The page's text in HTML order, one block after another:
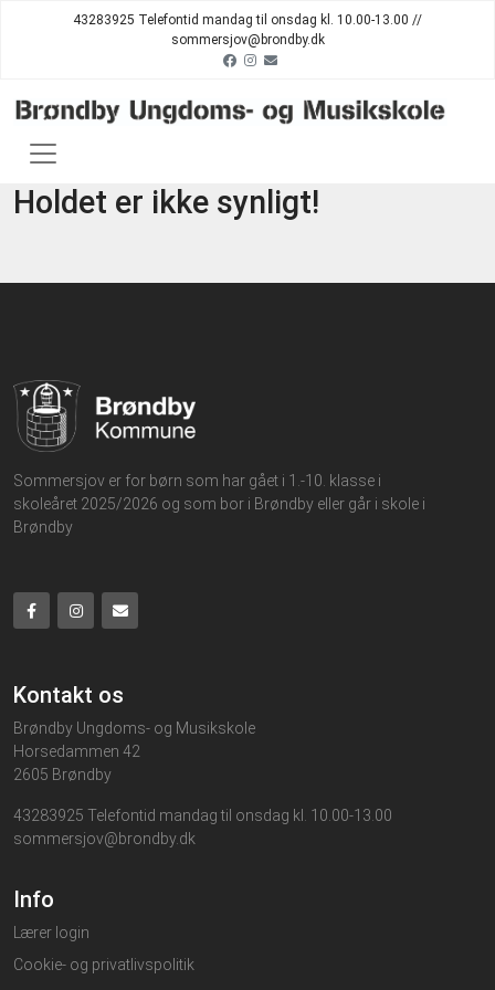
43283925 Telefontid mandag til onsdag kl. 10.00-13.00 //
sommersjov@brondby.dk
Holdet er ikke synligt!
Sommersjov er for børn som har gået i 1.-10. klasse i
skoleåret 2025/2026 og som bor i Brøndby eller går i skole i
Brøndby
Kontakt os
Brøndby Ungdoms- og Musikskole
Horsedammen 42
2605 Brøndby
43283925 Telefontid mandag til onsdag kl. 10.00-13.00
sommersjov@brondby.dk
Info
Lærer login
Cookie- og privatlivspolitik